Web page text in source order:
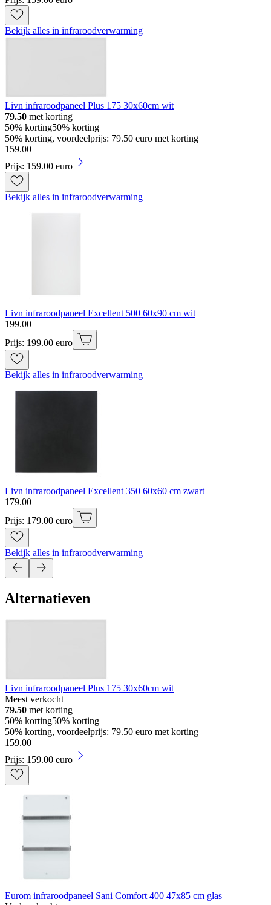
Bekijk alles in infraroodverwarming
Livn infraroodpaneel Plus 175 30x60cm wit
79.50 met korting
50% korting50% korting
50% korting, voordeelprijs: 79.50 euro met korting
159.00
Prijs: 159.00 euro
Bekijk alles in infraroodverwarming
Livn infraroodpaneel Excellent 500 60x90 cm wit
199.00
Prijs: 199.00 euro
Bekijk alles in infraroodverwarming
Livn infraroodpaneel Excellent 350 60x60 cm zwart
179.00
Prijs: 179.00 euro
Bekijk alles in infraroodverwarming
Alternatieven
Livn infraroodpaneel Plus 175 30x60cm wit
Meest verkocht
79.50 met korting
50% korting50% korting
50% korting, voordeelprijs: 79.50 euro met korting
159.00
Prijs: 159.00 euro
Eurom infraroodpaneel Sani Comfort 400 47x85 cm glas